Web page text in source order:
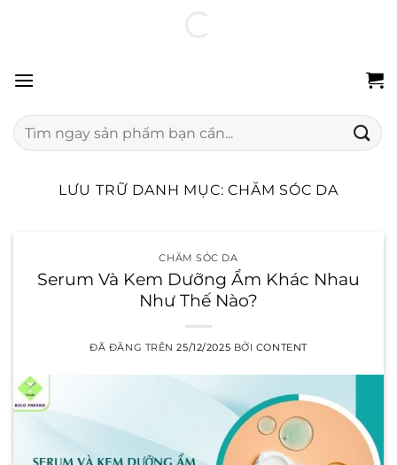
dung
Tìm
kiếm:
LƯU TRỮ DANH MỤC:CHĂM SÓC DA
CHĂM SÓC DA
Serum Và Kem Dưỡng Ẩm Khác Nhau
Như Thế Nào?
ĐÃ ĐĂNG TRÊN25/12/2025 BỞI CONTENT